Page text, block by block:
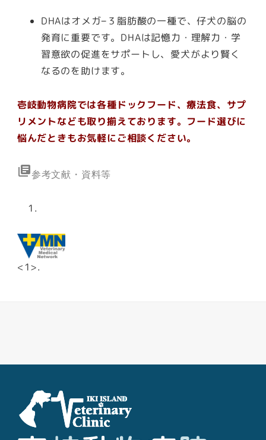
DHAはオメガ−３脂肪酸の一種で、仔犬の脳の
発育に重要です。DHAは記憶力・理解力・学
習意欲の促進をサポートし、愛犬がより賢く
なるのを助けます。
壱岐動物病院では各種ドックフード、療法食、サプ
リメントなども取り揃えております。フード選びに
悩んだときもお気軽にご相談ください。
library_books参考文献・資料等
<1>.